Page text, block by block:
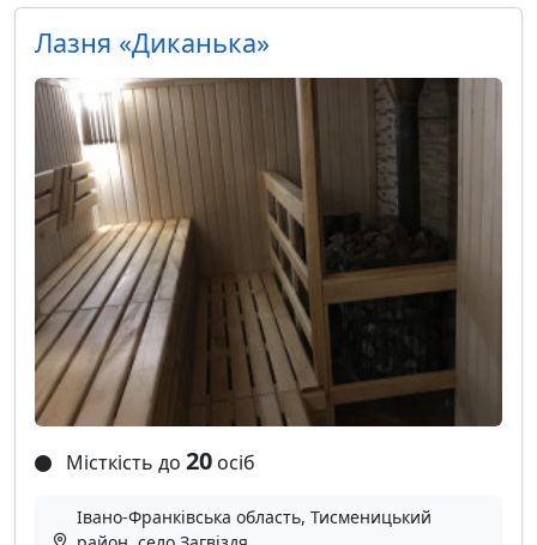
Лазня «Диканька»
Місткість до 20 осіб
Івано-Франківська область, Тисменицький